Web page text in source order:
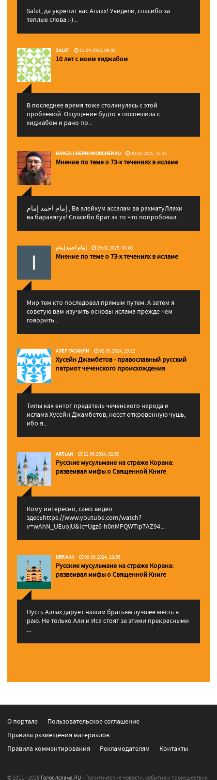
Salat, да укрепит вас Аллаx! Увидели, спасибо за
теплые слова :-)...
SALAT 11.04.2025, 09:02
10 лет с моим хиджабом
В последнее время тоже столкнулась с этой
проблемой. Ощущение будто я поспешила с
хиджабом и рано по...
HAMZA CHERNOMORCHENKO 30.01.2025, 15:22
Мнение по теме о 73-х течениях в исламе
إمام احمد إمام , Ва алейкум ассалам ва рахматуЛлахи
ва баракятух! Спасибо брат за то что попробовал ...
إمام احمد إمام 29.01.2025, 00:43
Мнение по теме о 73-х течениях в исламе
Мир тем кто последовал прямым путем. А затем я
советую вам изучить основы ислама прежде чем
говорить...
АЗЕР ГАСАНЛИ 02.09.2024, 19:12
Хусейн Джамбетов - православный русский
патриот чеченского происхождения
Типы как ентот предатель чеченского народа и
ислама Хусейн Джамбетов, несет откровенную чушь,
ибо я...
ARSLAN 11.06.2024, 02:50
Русские мусульмане на страже Корана:
pазвеивая мифы о Священной Книге
Кому интересно, само видео
здесьhttps://www.youtube.com/watch?
v=wAhN_UEuojU&lc=Ugz6-h0nMPQWTip7AZ94...
KRR AKK 09.06.2024, 18:56
Русские мусульмане на страже Корана:
pазвеивая мифы о Священной Книге
Пусть Аллах дарует нашим братьям лучшее месть в
раю. Не только Али и Иса стоят за этими прекрасными
...
О портале
Пользовательское соглашение
Правила размещения материалов
Правила комментирования
Рекламодателям Контакты
© 2011 - 2026 ГолосИслама.RU - Политические новости, события и происшествия